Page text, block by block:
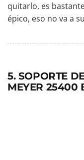
quitarlo, es
épico, eso no va a
5. SOPORTE
MEYER 25400